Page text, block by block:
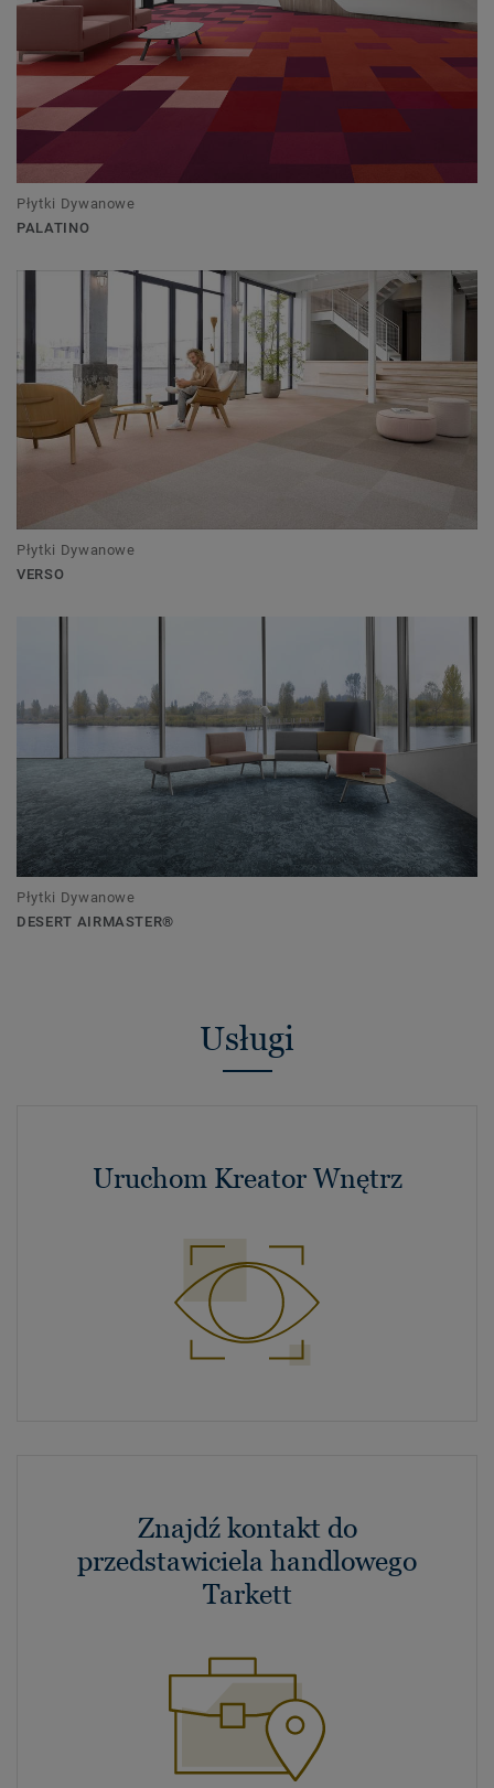
Płytki Dywanowe
PALATINO
Płytki Dywanowe
VERSO
Płytki Dywanowe
DESERT AIRMASTER®
Usługi
Uruchom Kreator Wnętrz
Znajdź kontakt do
przedstawiciela handlowego
Tarkett